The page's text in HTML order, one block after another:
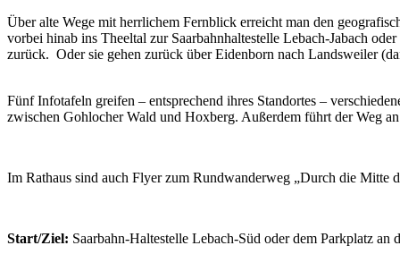
Über alte Wege mit herrlichem Fernblick erreicht man den
vorbei hinab ins Theeltal zur Saarbahnhaltestelle Lebach-Jabach
zurück. Oder sie gehen zurück über Eidenborn nach Landsweiler
Fünf Infotafeln greifen – entsprechend ihres Standortes –
zwischen Gohlocher Wald und Hoxberg. Außerdem führt der Weg
Im Rathaus sind auch Flyer zum Rundwanderweg „Durch die Mitte
Start/Ziel: Saarbahn-Haltestelle Lebach-Süd oder dem Parkplatz